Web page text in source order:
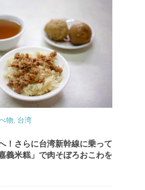
物 台湾
！さらに台湾新幹線に乗って
義米糕」で肉そぼろおこわを